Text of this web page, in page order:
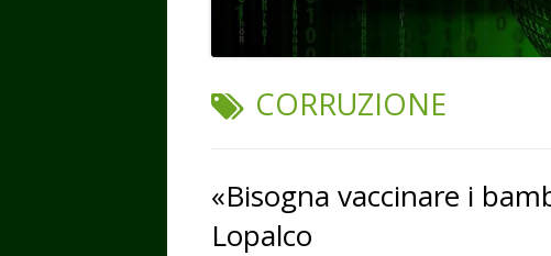
TAG:
CORRUZIONE
«Bisogna vaccinare i
Lopalco